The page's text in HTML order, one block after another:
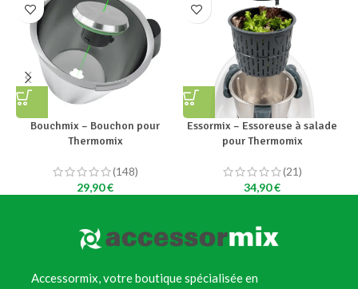
Bouchmix – Bouchon pour
Thermomix
(148)
29,90€
Essormix – Essoreuse à salade
pour Thermomix
(21)
34,90€
Accessormix, votre boutique spécialisée en